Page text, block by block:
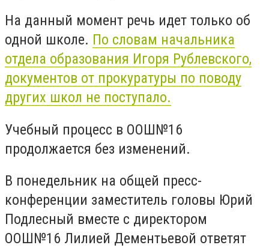
На данный момент речь идет только об
одной школе. По словам начальника
отдела образования Игоря Рублевского,
документов от прокуратуры по поводу
других школ не поступало.
Учебный процесс в ООШ№16
продолжается без изменений.
В понедельник на общей пресс-
конференции заместитель головы Юрий
Подлесный вместе с директором
ООШ№16 Лилией Дементьевой ответят